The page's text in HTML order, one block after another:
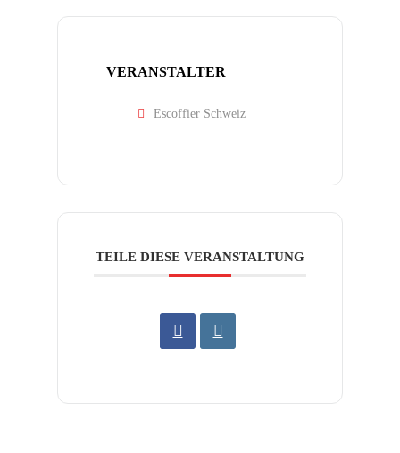
VERANSTALTER
Escoffier Schweiz
TEILE DIESE VERANSTALTUNG